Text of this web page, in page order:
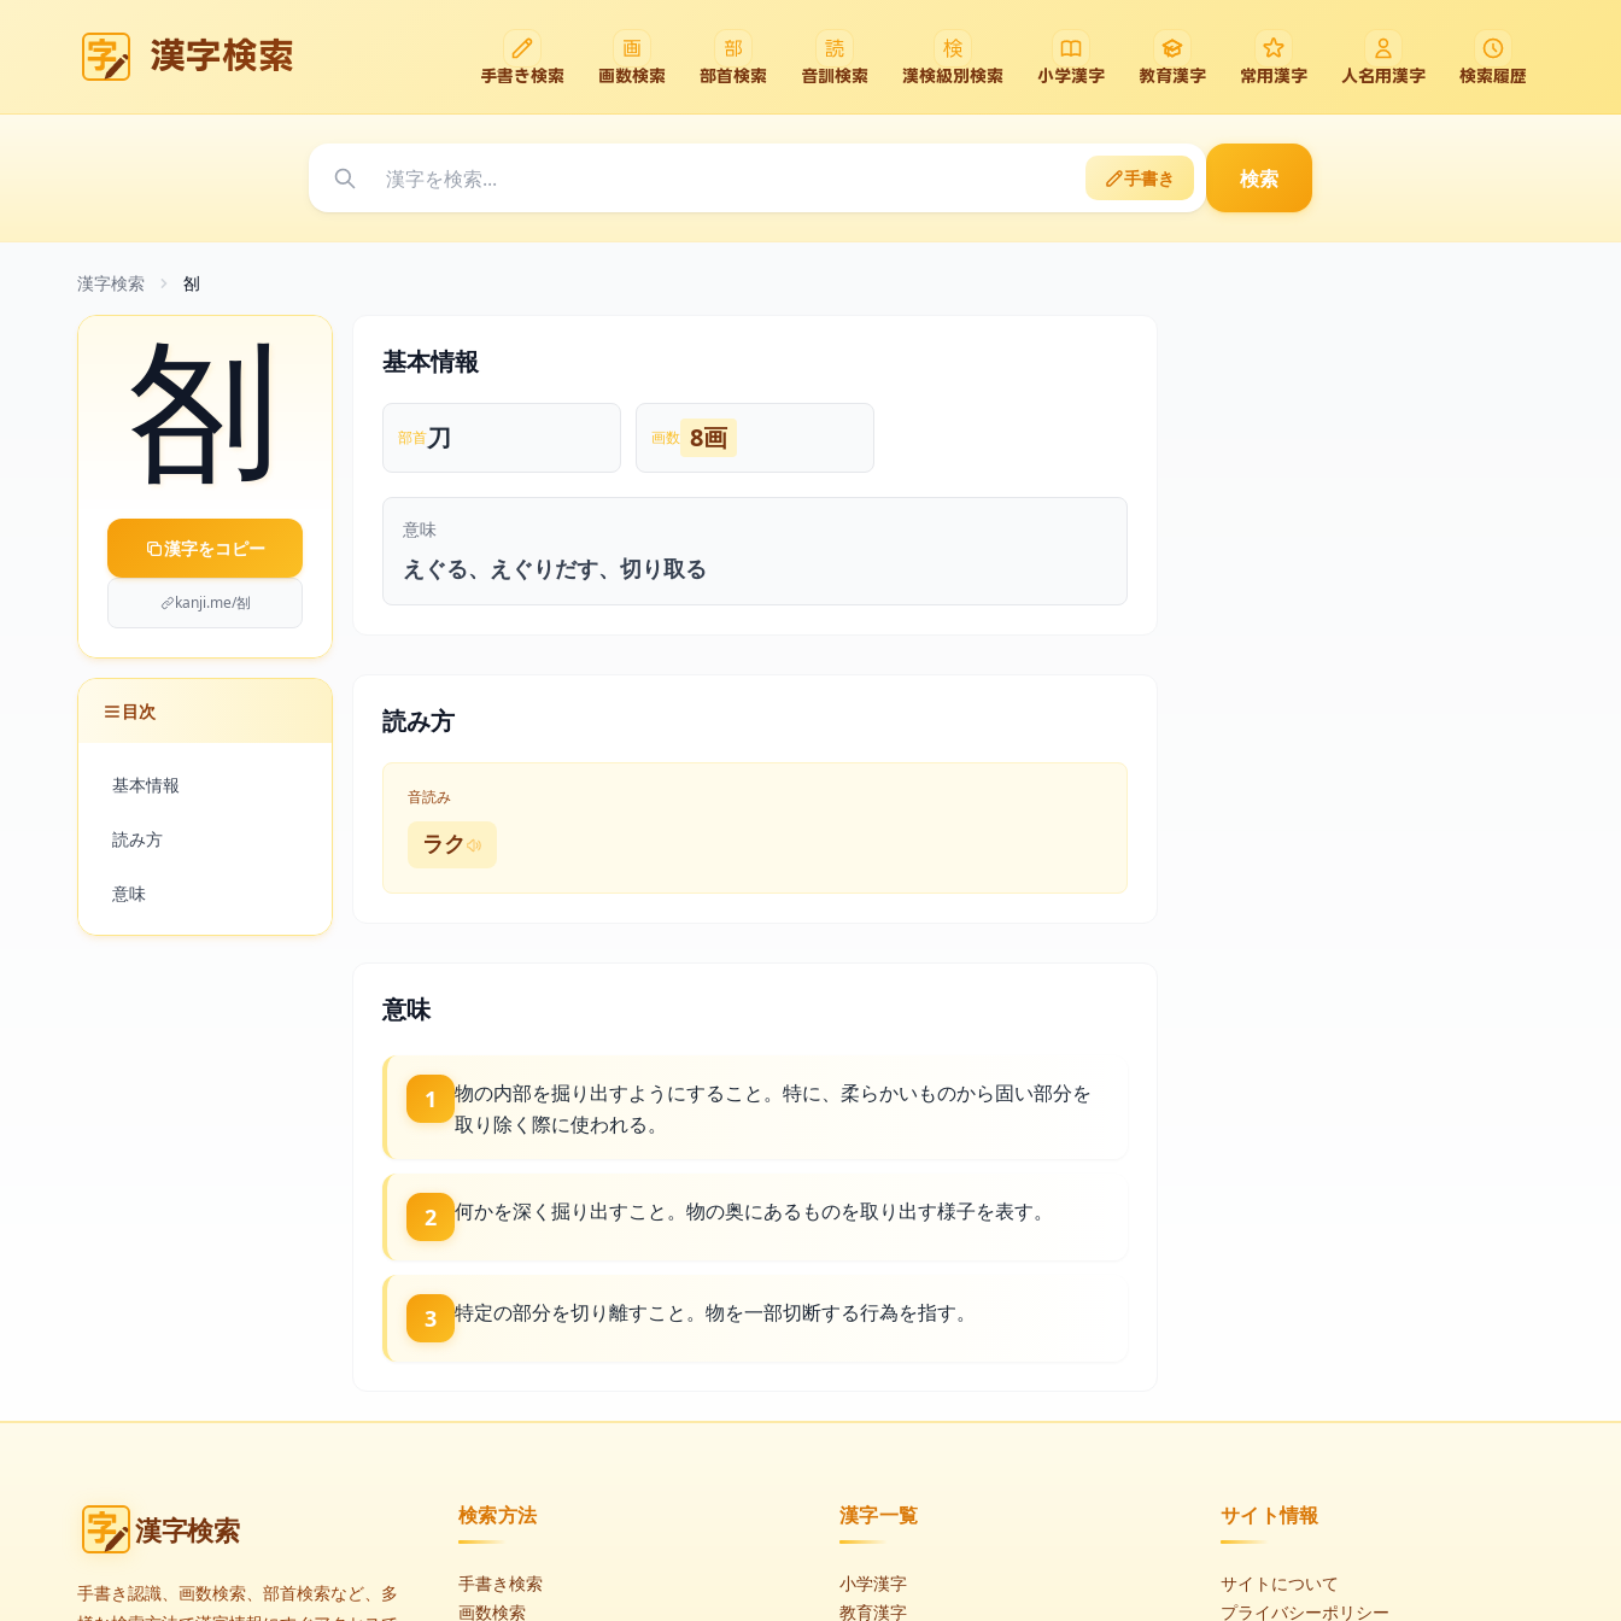
漢字検索 手書き検索 画数検索 部首検索 音訓検索 漢検級別検索 小学漢字 教育漢字 常用漢字 人名用漢字 検索履歴
手書き 検索
漢字検索 㓢
㓢
漢字をコピー
kanji.me/㓢
目次
基本情報
読み方
意味
基本情報
部首刀 画数 8画
意味
えぐる、えぐりだす、切り取る
読み方
音読み
ラク
意味
1
物の内部を掘り出すようにすること。特に、柔らかいものから固い部分を
取り除く際に使われる。
2 何かを深く掘り出すこと。物の奥にあるものを取り出す様子を表す。
3 特定の部分を切り離すこと。物を一部切断する行為を指す。
漢字検索
手書き認識、画数検索、部首検索など、多
検索方法
手書き検索
画数検索
漢字一覧
小学漢字
教育漢字
サイト情報
サイトについて
プライバシーポリシー